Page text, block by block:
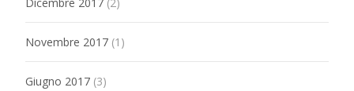
Novembre 2017 (1)
Giugno 2017 (3)